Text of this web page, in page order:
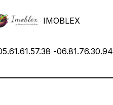
IMOBLEX
-06.81.76.30.94